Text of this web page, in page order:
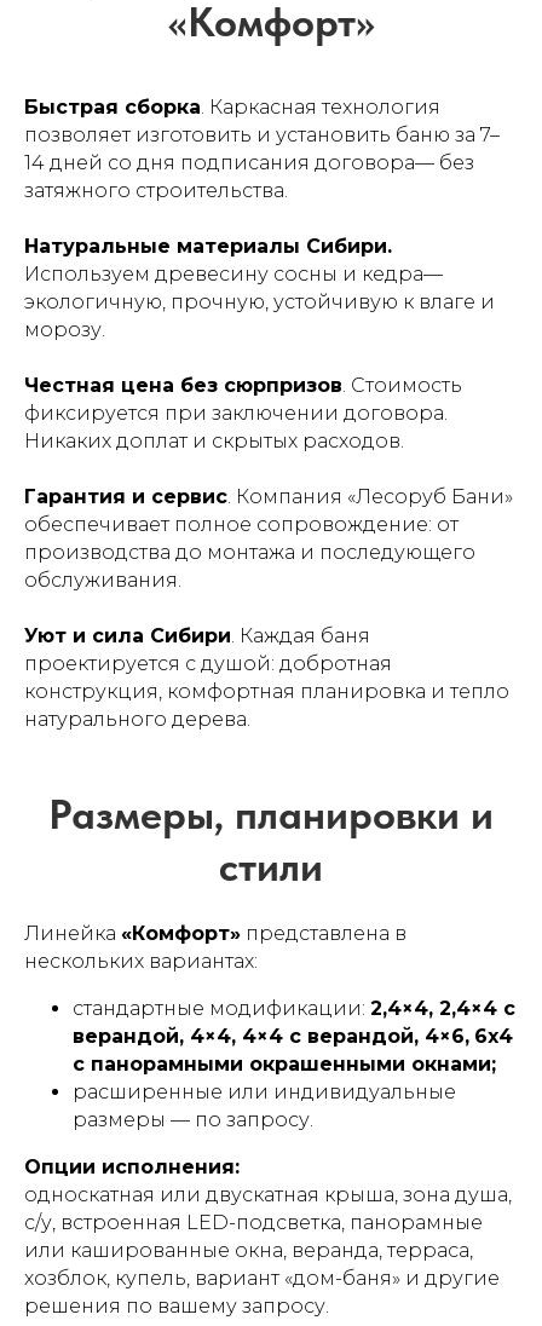
Быстрая сборка. Каркасная технология
позволяет изготовить и установить баню за 7–
14 дней со дня подписания договора— без
затяжного строительства.
Натуральные материалы Сибири.
Используем древесину сосны и кедра—
экологичную, прочную, устойчивую к влаге и
морозу.
Честная цена без сюрпризов. Стоимость
фиксируется при заключении договора.
Никаких доплат и скрытых расходов.
Гарантия и сервис. Компания «Лесоруб Бани»
обеспечивает полное сопровождение: от
производства до монтажа и последующего
обслуживания.
Уют и сила Сибири. Каждая баня
проектируется с душой: добротная
конструкция, комфортная планировка и тепло
натурального дерева.
Линейка «Комфорт» представлена в
нескольких вариантах:
стандартные модификации: 2,4×4, 2,4×4 с
верандой, 4×4, 4×4 с верандой, 4×6, 6х4
с панорамными окрашенными окнами;
расширенные или индивидуальные
размеры — по запросу.
Опции исполнения:
односкатная или двускатная крыша, зона душа,
с/у, встроенная LED-подсветка, панорамные
или кашированные окна, веранда, терраса,
хозблок, купель, вариант «дом-баня» и другие
решения по вашему запросу.
Как выбрать баню —
рекомендации
Как заказать баню
Часто задаваемые
вопросы (FAQ)